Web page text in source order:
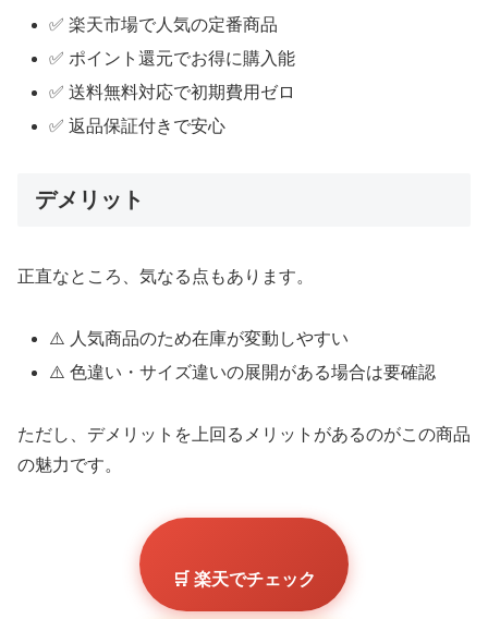
✅ 楽天市場で人気の定番商品
✅ ポイント還元でお得に購入能
✅ 送料無料対応で初期費用ゼロ
✅ 返品保証付きで安心
デメリット
正直なところ、気なる点もあります。
⚠️ 人気商品のため在庫が変動しやすい
⚠️ 色違い・サイズ違いの展開がある場合は要確認
ただし、デメリットを上回るメリットがあるのがこの商品
の魅力です。
🛒 楽天でチェック